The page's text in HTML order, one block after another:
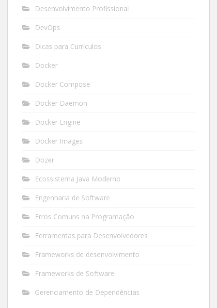
Desenvolvimento Profissional
DevOps
Dicas para Currículos
Docker
Docker Compose
Docker Daemon
Docker Engine
Docker Images
Dozer
Ecossistema Java Moderno
Engenharia de Software
Erros Comuns na Programação
Ferramentas para Desenvolvedores
Frameworks de desenvolvimento
Frameworks de Software
Gerenciamento de Dependências